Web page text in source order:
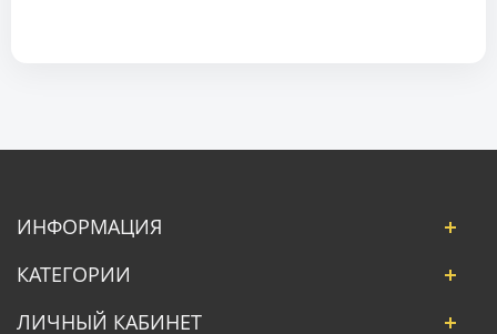
ИНФОРМАЦИЯ
КАТЕГОРИИ
ЛИЧНЫЙ КАБИНЕТ